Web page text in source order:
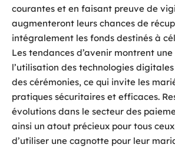
courantes et en faisant preuve de
augmenteront leurs chances de
intégralement les fonds destinés à
Les tendances d’avenir montrent
l’utilisation des technologies
des cérémonies, ce qui invite les
pratiques sécuritaires et efficaces.
évolutions dans le secteur des
ainsi un atout précieux pour tous
d’utiliser une cagnotte pour leur